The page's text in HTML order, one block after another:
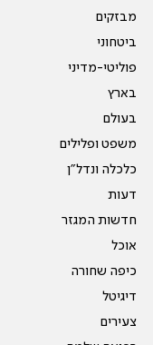
מבזקים
ביטחוני
פוליטי-מדיני
בארץ
בעולם
משפט ופלילים
כלכלה ונדל"ן
דעות
חדשות המגזר
אוכל
כיפה שחורה
דיגיטל
צעירים